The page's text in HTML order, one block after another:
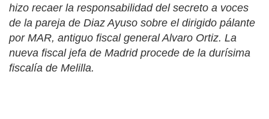
hizo recaer la responsabilidad del secreto a voces
de la pareja de Diaz Ayuso sobre el dirigido pálante
por MAR, antiguo fiscal general Alvaro Ortiz. La
nueva fiscal jefa de Madrid procede de la durísima
fiscalía de Melilla.